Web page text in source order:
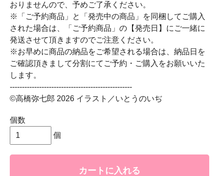
おりませんので、予めご了承ください。
※「ご予約商品」と「発売中の商品」を同梱してご購入
された場合は、「ご予約商品」の【発売日】にご一緒に
発送させて頂きますのでご注意ください。
※お早めに商品の納品をご希望される場合は、納品日を
ご確認頂きまして分割にてご予約・ご購入をお願いいた
します。
--------------------------------------------------
©高橋弥七郎 2026 イラスト／いとうのいぢ
個数
個
カートに入れる